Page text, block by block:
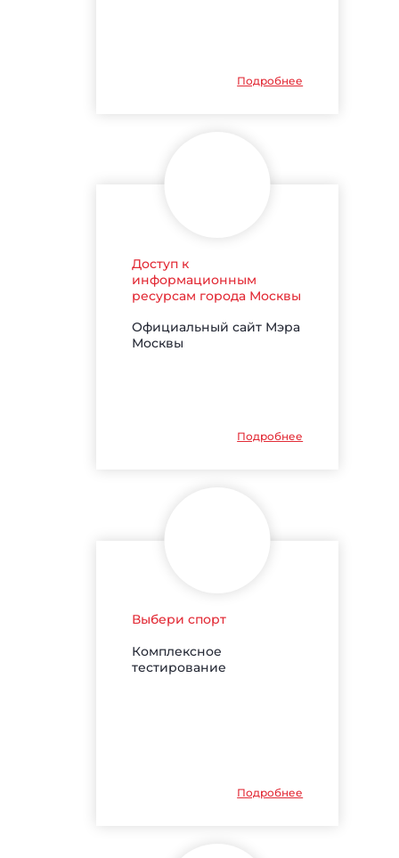
Подробнее
Доступ к
информационным
ресурсам города Москвы
Официальный сайт Мэра
Москвы
Подробнее
Выбери спорт
Комплексное
тестирование
Подробнее